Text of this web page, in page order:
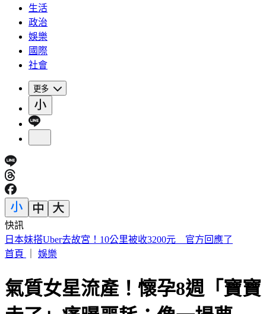
生活
政治
娛樂
國際
社會
更多
快訊
小草支持度流失5%全跑去民進黨？ 民眾黨周榆修：沒這感
覺
氣質女星流產！懷孕8週「寶寶